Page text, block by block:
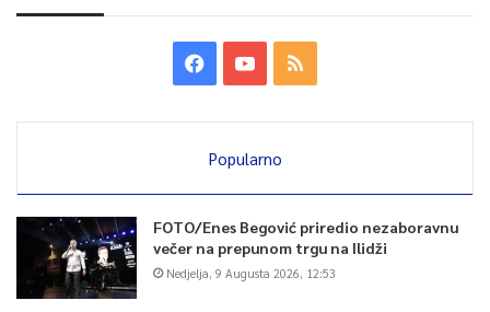
Popularno
FOTO/Enes Begović priredio nezaboravnu
večer na prepunom trgu na Ilidži
Nedjelja, 9 Augusta 2026, 12:53